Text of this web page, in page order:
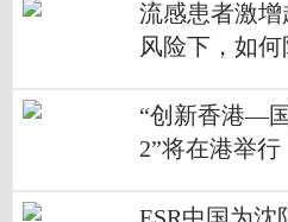
流感患者激
风险下，如何
“创新香港—
2”将在港举行